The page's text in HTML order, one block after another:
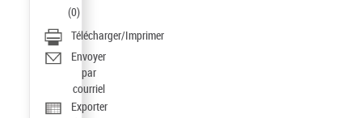
(0)
Télécharger/Imprimer
Envoyer
par
courriel
Exporter